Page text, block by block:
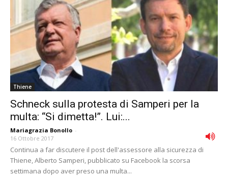
Thiene
Schneck sulla protesta di Samperi per la
multa: “Si dimetta!”. Lui:...
Mariagrazia Bonollo -
16 Ottobre 2017
Continua a far discutere il post dell'assessore alla sicurezza di
Thiene, Alberto Samperi, pubblicato su Facebook la scorsa
settimana dopo aver preso una multa...